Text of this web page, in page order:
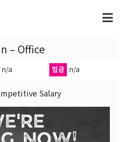
– Office
n/a 임금 n/a
Salary